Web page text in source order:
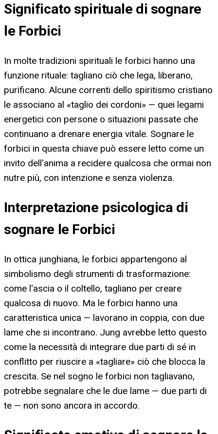
Significato spirituale di sognare
le Forbici
In molte tradizioni spirituali le forbici hanno una
funzione rituale: tagliano ciò che lega, liberano,
purificano. Alcune correnti dello spiritismo cristiano
le associano al «taglio dei cordoni» — quei legami
energetici con persone o situazioni passate che
continuano a drenare energia vitale. Sognare le
forbici in questa chiave può essere letto come un
invito dell'anima a recidere qualcosa che ormai non
nutre più, con intenzione e senza violenza.
Interpretazione psicologica di
sognare le Forbici
In ottica junghiana, le forbici appartengono al
simbolismo degli strumenti di trasformazione:
come l'ascia o il coltello, tagliano per creare
qualcosa di nuovo. Ma le forbici hanno una
caratteristica unica — lavorano in coppia, con due
lame che si incontrano. Jung avrebbe letto questo
come la necessità di integrare due parti di sé in
conflitto per riuscire a «tagliare» ciò che blocca la
crescita. Se nel sogno le forbici non tagliavano,
potrebbe segnalare che le due lame — due parti di
te — non sono ancora in accordo.